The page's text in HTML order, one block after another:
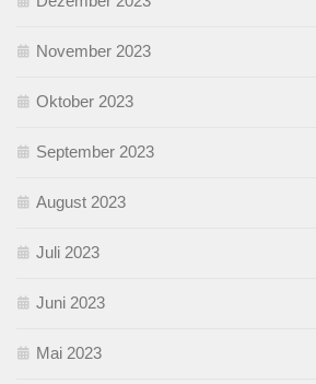
November 2023
Oktober 2023
September 2023
August 2023
Juli 2023
Juni 2023
Mai 2023